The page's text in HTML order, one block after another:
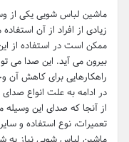
ماشین لباس شویی یکی از
زیادی از افراد از آن
ممکن است در استفاده از
بیرون می آید. این صدا می
راهکارهایی برای کاهش آن
در ادامه به علت انواع
از آنجا که صدای این
تعمیرات، نوع استفاده و
ماشین لباس شویی نیاز به